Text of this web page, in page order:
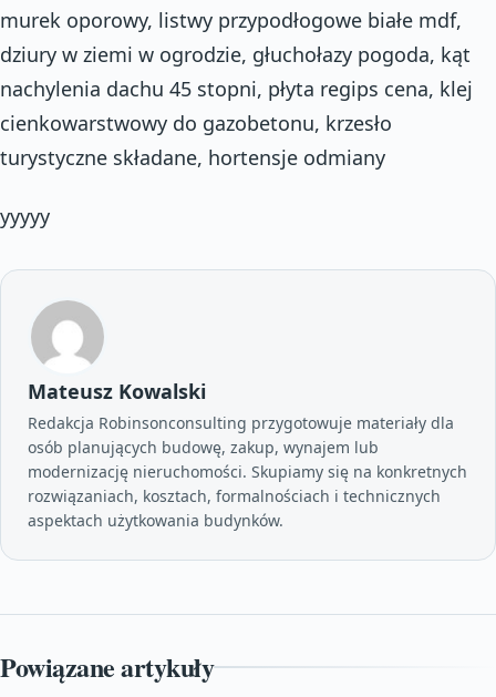
murek oporowy, listwy przypodłogowe białe mdf,
dziury w ziemi w ogrodzie, głuchołazy pogoda, kąt
nachylenia dachu 45 stopni, płyta regips cena, klej
cienkowarstwowy do gazobetonu, krzesło
turystyczne składane, hortensje odmiany
yyyyy
Mateusz Kowalski
Redakcja Robinsonconsulting przygotowuje materiały dla
osób planujących budowę, zakup, wynajem lub
modernizację nieruchomości. Skupiamy się na konkretnych
rozwiązaniach, kosztach, formalnościach i technicznych
aspektach użytkowania budynków.
Powiązane artykuły